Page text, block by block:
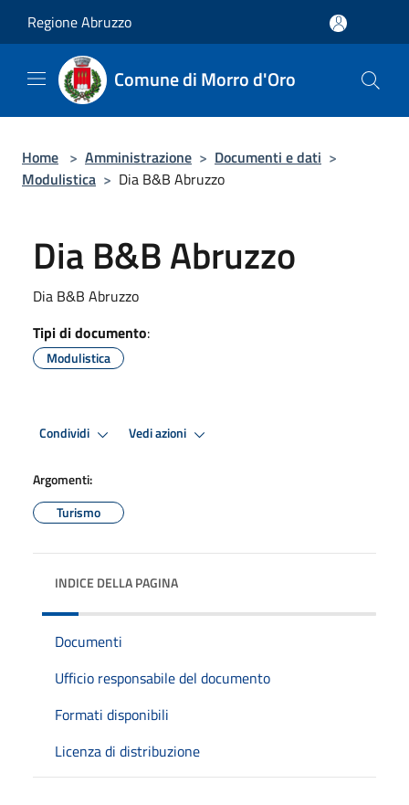
Regione Abruzzo
Comune di Morro d'Oro
Home > Amministrazione > Documenti e dati >
Modulistica > Dia B&B Abruzzo
Dia B&B Abruzzo
Dia B&B Abruzzo
Tipi di documento:
Modulistica
Condividi Vedi azioni
Argomenti:
Turismo
INDICE DELLA PAGINA
Documenti
Ufficio responsabile del documento
Formati disponibili
Licenza di distribuzione